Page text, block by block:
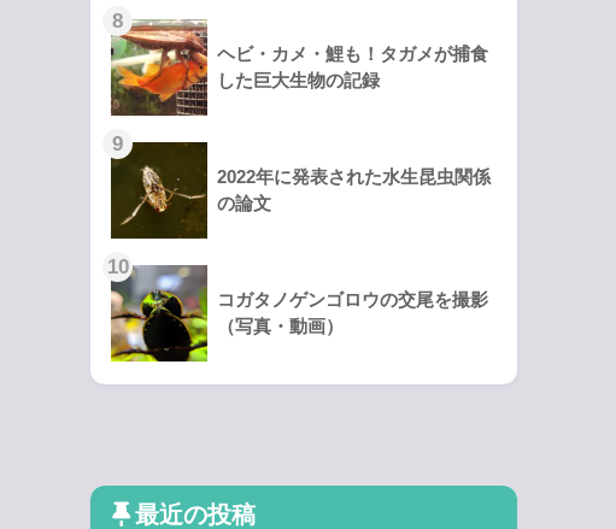
ヘビ・カメ・鯉も！タガメが捕食
した巨大生物の記録
2022年に発表された水生昆虫関係
の論文
コガタノゲンゴロウの交尾を撮影
（写真・動画）
最近の投稿